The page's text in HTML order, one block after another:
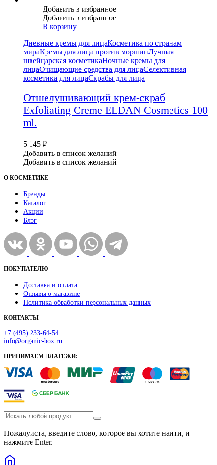
Добавить в избранное
Добавить в избранное
В корзину
Дневные кремы для лицаКосметика по странам
мираКремы для лица против морщинЛучшая
швейцарская косметикаНочные кремы для
лицаОчищающие средства для лицаСелективная
косметика для лицаСкрабы для лица
Отшелушивающий крем-скраб
Exfoliating Creme ELDAN Cosmetics 100
ml.
5 145 ₽
Добавить в список желаний
Добавить в список желаний
О КОСМЕТИКЕ
Бренды
Каталог
Акции
Блог
ПОКУПАТЕЛЮ
Доставка и оплата
Отзывы о магазине
Политика обработки персональных данных
КОНТАКТЫ
+7 (495) 233-64-54
info@organic-box.ru
ПРИНИМАЕМ ПЛАТЕЖИ:
Пожалуйста, введите слово, которое вы хотите найти, и
нажмите Enter.